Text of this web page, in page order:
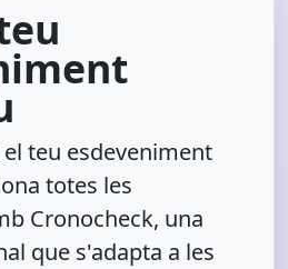
teu esdeveniment
totes les
Cronocheck, una
que s'adapta a les